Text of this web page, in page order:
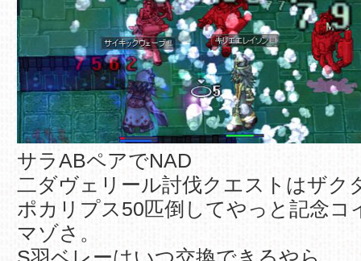
サラABペアでNAD
二ダヴェリール討伐クエストはザク
ポカリプス50匹倒してやっと記念コ
マゾさ。